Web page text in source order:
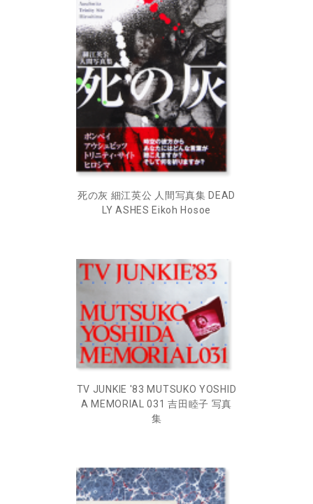
死の灰 細江英公 人間写真集 DEAD
LY ASHES Eikoh Hosoe
TV JUNKIE '83 MUTSUKO YOSHID
A MEMORIAL 031 吉田睦子 写真
集